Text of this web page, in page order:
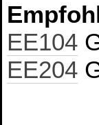
EE104
EE204